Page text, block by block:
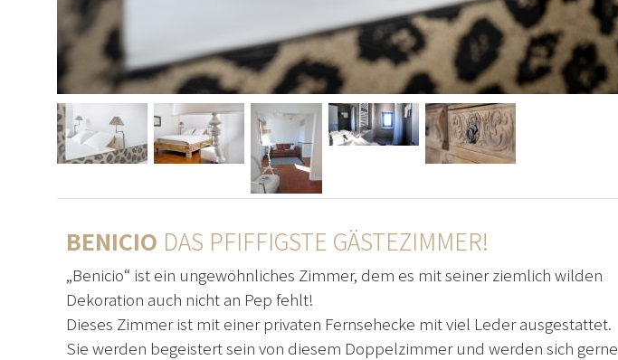
BENICIO DAS PFIFFIGSTE GÄSTEZIMMER!
„Benicio“ ist ein ungewöhnliches Zimmer, dem es mit seiner ziemlich wilden
Dekoration auch nicht an Pep fehlt!
Dieses Zimmer ist mit einer privaten Fernsehecke mit viel Leder ausgestattet.
Sie werden begeistert sein von diesem Doppelzimmer und werden sich gerne